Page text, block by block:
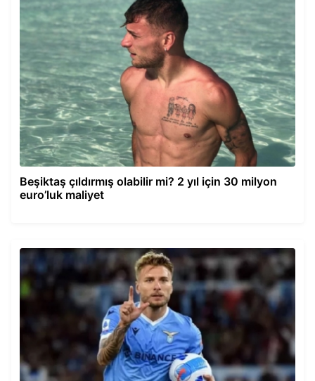
Beşiktaş çıldırmış olabilir mi? 2 yıl için 30 milyon
euro’luk maliyet